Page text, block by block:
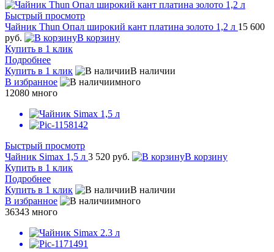
Быстрый просмотр
Чайник Thun Опал широкий кант платина золото 1,2 л 15 600
руб.
В корзину
Купить в 1 клик
Подробнее
Купить в 1 клик
В наличии
В избранное
много
12080 много
Быстрый просмотр
Чайник Simax 1,5 л 3 520 руб.
В корзину
Купить в 1 клик
Подробнее
Купить в 1 клик
В наличии
В избранное
много
36343 много